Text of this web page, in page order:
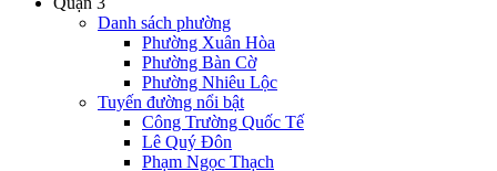
Danh sách phường
Phường Xuân Hòa
Phường Bàn Cờ
Phường Nhiêu Lộc
Tuyến đường nổi bật
Công Trường Quốc Tế
Lê Quý Đôn
Phạm Ngọc Thạch